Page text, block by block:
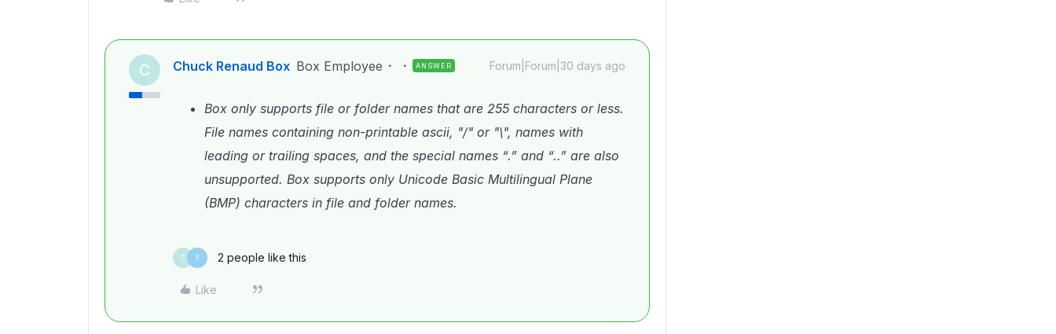
C Chuck Renaud Box Box Employee ANSWER Forum|Forum|30 days ago
Box only supports file or folder names that are 255 characters or less.
File names containing non-printable ascii, "/" or "\", names with
leading or trailing spaces, and the special names “.” and “..” are also
unsupported. Box supports only Unicode Basic Multilingual Plane
(BMP) characters in file and folder names.
C F 2 people like this
Like